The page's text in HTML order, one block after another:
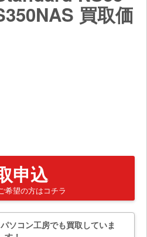
買取価
申込
希望の方はコチラ
ソコン工房でも買取していま